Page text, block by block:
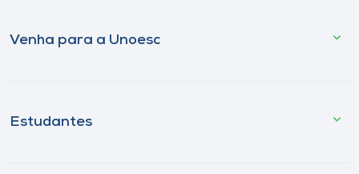
Venha para a Unoesc
Estudantes